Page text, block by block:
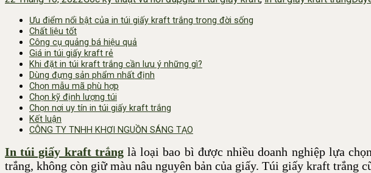
Ưu điểm nổi bật của in túi giấy kraft trắng trong đời sống
Chất liệu tốt
Công cụ quảng bá hiệu quả
Giá in túi giấy kraft rẻ
Khi đặt in túi kraft trắng cần lưu ý những gì?
Dùng đựng sản phẩm nhất định
Chọn mẫu mã phù hợp
Chọn kỹ định lượng túi
Chọn nơi uy tín in túi giấy kraft trắng
Kết luận
CÔNG TY TNHH KHƠI NGUỒN SÁNG TẠO
In túi giấy kraft trắnglà loại bao bì được nhiều doanh nghiệp lựa
trắng, không còn giữ màu nâu nguyên bản của giấy. Túi giấy kraft trắng